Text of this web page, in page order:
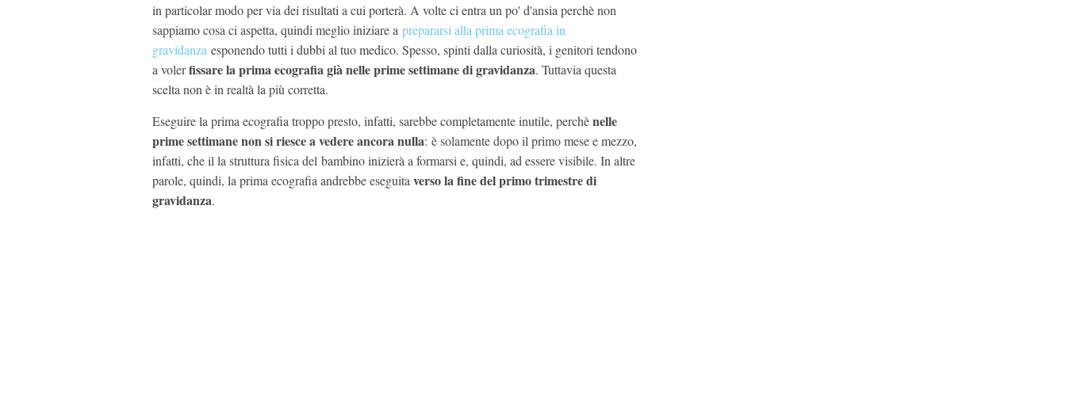
in particolar modo per via dei risultati a cui porterà. A volte ci entra un po' d'ansia perchè non
sappiamo cosa ci aspetta, quindi meglio iniziare a prepararsi alla prima ecografia in
gravidanza esponendo tutti i dubbi al tuo medico. Spesso, spinti dalla curiosità, i genitori tendono
a volerfissare la prima ecografia già nelle prime settimane di gravidanza. Tuttavia questa
scelta non è in realtà la più corretta.
Eseguire la prima ecografia troppo presto, infatti, sarebbe completamente inutile, perchènelle
prime settimane non si riesce a vedere ancora nulla: è solamente dopo il primo mese e mezzo,
infatti, che il la struttura fisica del bambino inizierà a formarsi e, quindi, ad essere visibile. In altre
parole, quindi, la prima ecografia andrebbe eseguita verso la fine del primo trimestre di
gravidanza.